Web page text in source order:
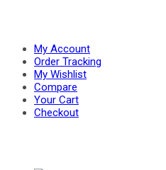
BAG
PAPER
My Account
Order Tracking
My Wishlist
Compare
Your Cart
Checkout